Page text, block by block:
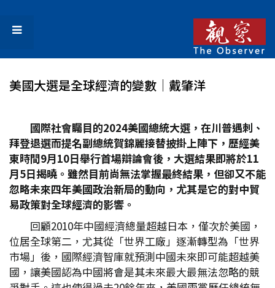
美國大選是全球經濟的變數│戴肇洋
國際社會矚目的2024美國總統大選，在川普遇刺、
拜登退選而提名副總統賀錦麗接替披掛上陣下，歷經美
東時間9月10日舉行首場辯論會後，大選結果即將於11
月5日揭曉。雖然目前尚無法掌握最終結果，但卻又不能
忽略未來四年美國政治新局的動向，尤其是它的對中貿
易政策對全球經濟的影響。
回顧2010年中國經濟總量超越日本，僅次於美國，
位居全球第二，尤其從「世界工廠」逐漸轉型為「世界
市場」後，國際經濟智庫就預測中國未來即可能超越美
國，讓美國認為中國將會是其未來最大最無法忽略的競